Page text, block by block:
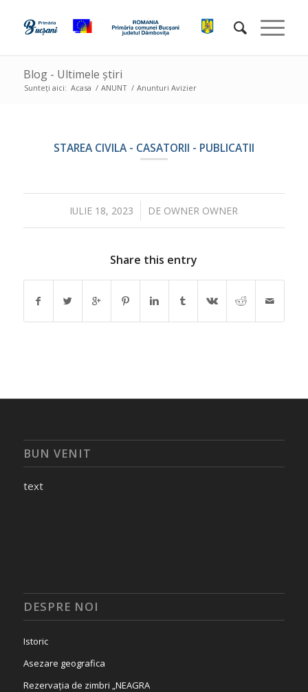
Blog - Ultimele știri
Sunteți aici: Acasa / ANUNT / Anunturi Avizier
STAREA CIVILA - CASATORII - PUBLICATII
IULIE 18, 2023
/ DE OWNER OWNER
Share this entry
BUN VENIT
text
DESPRE NOI
Istoric
Asezare geografica
Rezervația de zimbri „NEAGRA